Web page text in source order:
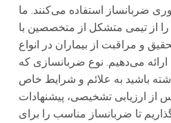
ضربانساز استفاده می‌کنند. ما
از تیمی متشکل از متخصصین با
و مراقبت از بیماران در انواع
ارائه می‌دهیم. نوع ضربانسازی که
باشید به علائم و شرایط خاص
از ارزیابی تشخیصی، پیشنهادات
تا ضربانساز مناسب را برای